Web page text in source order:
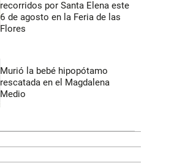
recorridos por Santa Elena este
6 de agosto en la Feria de las
Flores
Murió la bebé hipopótamo
rescatada en el Magdalena
Medio